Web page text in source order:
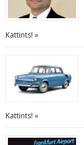
Kattints! »
Kattints! »